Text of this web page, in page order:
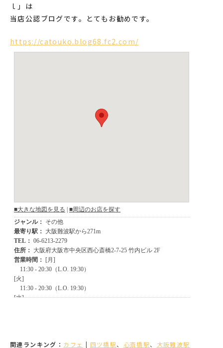
ｌ」は
当店公認ブログです。とてもお勧めです。
https://catouko.blog68.fc2.com/
関連ランキング： カフェ | 四ツ橋駅、 心斎橋駅、 大阪難波駅